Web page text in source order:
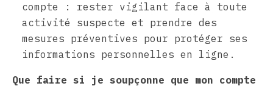
compte : rester vigilant face à toute
activité suspecte et prendre des
mesures préventives pour protéger ses
informations personnelles en ligne.
Que faire si je soupçonne que mon compte